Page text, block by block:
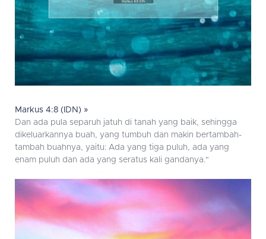
Markus 4:8 (IDN) »
Dan ada pula separuh jatuh di tanah yang baik, sehingga
dikeluarkannya buah, yang tumbuh dan makin bertambah-
tambah buahnya, yaitu: Ada yang tiga puluh, ada yang
enam puluh dan ada yang seratus kali gandanya."